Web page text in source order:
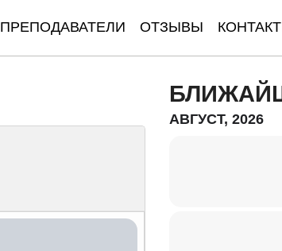
ПРЕПОДАВАТЕЛИ ОТЗЫВЫ
АВГУСТ, 2026